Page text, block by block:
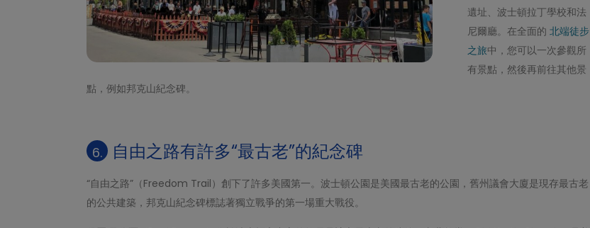
遺址、波士頓拉丁學校和法
尼爾廳。在全面的 北端徒步
之旅中，您可以一次參觀所
有景點，然後再前往其他景
點，例如邦克山紀念碑。
6. 自由之路有許多“最古老”的紀念碑
“自由之路”（Freedom Trail）創下了許多美國第一。波士頓公園是美國最古老的公園，舊州議會大廈是現存最古老
的公共建築，邦克山紀念碑標誌著獨立戰爭的第一場重大戰役。